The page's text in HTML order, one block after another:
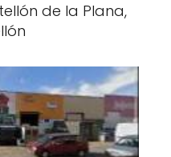
de la Plana,